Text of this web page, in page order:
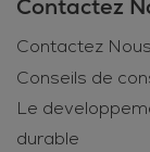
Contactez
Contactez Nous
Conseils de
Le
durable